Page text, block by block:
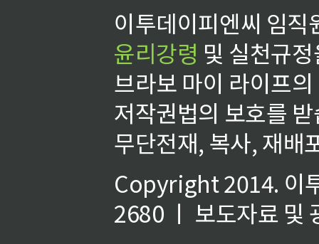
이투데이피엔씨 임
윤리강령 및 실천규
브라보 마이 라이프
저작권법의 보호를
무단전재, 복사, 재배
Copyright 2014. 이
2680 ㅣ 보도자료